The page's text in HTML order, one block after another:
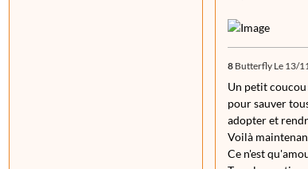
8 Butterfly Le 13/
Un petit
pour sauver
adopter et
Voilà
Ce n'est